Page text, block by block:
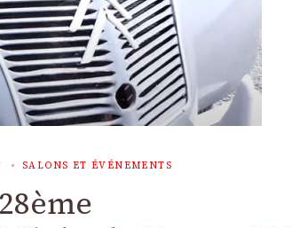
SALONS ET ÉVÉNEMENTS